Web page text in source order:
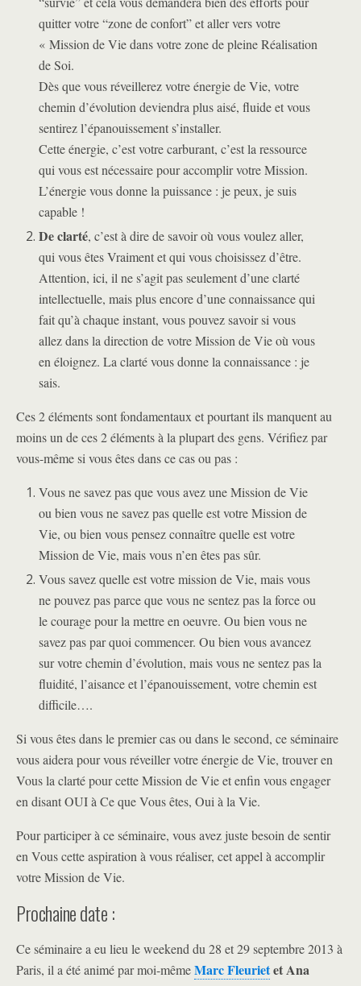
quitter votre “zone de confort” et aller vers votre
« Mission de Vie dans votre zone de pleine Réalisation
de Soi.
Dès que vous réveillerez votre énergie de Vie, votre
chemin d’évolution deviendra plus aisé, fluide et vous
sentirez l’épanouissement s’installer.
Cette énergie, c’est votre carburant, c’est la ressource
qui vous est nécessaire pour accomplir votre Mission.
L’énergie vous donne la puissance : je peux, je suis
capable !
De clarté, c’est à dire de savoir où vous voulez aller,
qui vous êtes Vraimentet qui vous choisissez d’être.
Attention, ici, il ne s’agit pas seulement d’une clarté
intellectuelle, mais plus encore d’une connaissance qui
fait qu’à chaque instant, vous pouvez savoir si vous
allez dans la direction de votre Mission de Vie où vous
en éloignez. La clarté vous donne la connaissance : je
sais.
Ces 2 éléments sont fondamentaux et pourtant ils manquent au
moins un de ces 2 éléments à la plupart des gens. Vérifiez par
vous-même si vous êtes dans ce cas ou pas :
Vous ne savez pas que vous avez une Mission de Vie
ou bien vous ne savez pas quelle est votre Mission de
Vie, ou bien vous pensez connaître quelle est votre
Mission de Vie, mais vous n’en êtes pas sûr.
Vous savez quelle est votre mission de Vie, mais vous
ne pouvez pas parce que vous ne sentez pas la force ou
le courage pour la mettre en oeuvre. Ou bien vous ne
savez pas par quoi commencer. Ou bien vous avancez
sur votre chemin d’évolution, mais vous ne sentez pas la
fluidité, l’aisance et l’épanouissement, votre chemin est
difficile….
Si vous êtes dans le premier cas ou dans le second, ce séminaire
vous aidera pour vous réveiller votre énergie de Vie, trouver en
Vous la clarté pour cette Mission de Vie et enfin vous engager
en disant OUI à Ce que Vous êtes, Oui à la Vie.
Pour participer à ce séminaire, vous avez juste besoin de sentir
en Vous cette aspiration à vous réaliser, cet appel à accomplir
votre Mission de Vie.
Prochaine date :
Ce séminaire a eu lieu le weekend du 28 et 29 septembre 2013 à
Paris, il a été animé par moi-mêmeMarc FleurietetAna